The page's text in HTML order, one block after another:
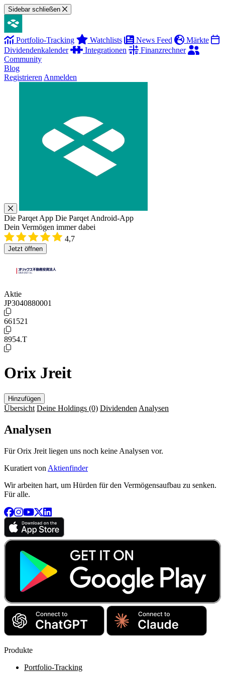
Sidebar schließen
Portfolio-Tracking Watchlists News Feed
Märkte
Dividendenkalender
Integrationen
Finanzrechner
Community
Blog
Registrieren Anmelden
Die Parqet App Die Parqet Android-App
Dein Vermögen immer dabei
4,7
Jetzt öffnen
Aktie
JP3040880001
661521
8954.T
Orix Jreit
Hinzufügen
Übersicht Deine Holdings (0) Dividenden Analysen
Analysen
Für Orix Jreit liegen uns noch keine Analysen vor.
Kuratiert von Aktienfinder
Wir arbeiten hart, um Hürden für den Vermögensaufbau zu senken.
Für alle.
Produkte
Portfolio-Tracking